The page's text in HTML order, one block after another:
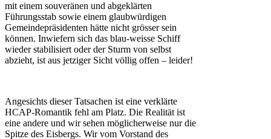
mit einem souveränen und abgeklärten
Führungsstab sowie einem glaubwürdigen
Gemeindepräsidenten hätte nicht grösser sein
können. Inwiefern sich das blau-weisse Schiff
wieder stabilisiert oder der Sturm von selbst
abzieht, ist aus jetziger Sicht völlig offen – leider!
Angesichts dieser Tatsachen ist eine verklärte
HCAP-Romantik fehl am Platz. Die Realität ist
eine andere und wir sehen möglicherweise nur die
Spitze des Eisbergs. Wir vom Vorstand des